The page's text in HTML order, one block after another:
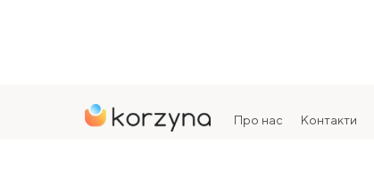
Про нас Контакти